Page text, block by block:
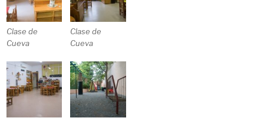
Clase de
Cueva
Clase de
Cueva